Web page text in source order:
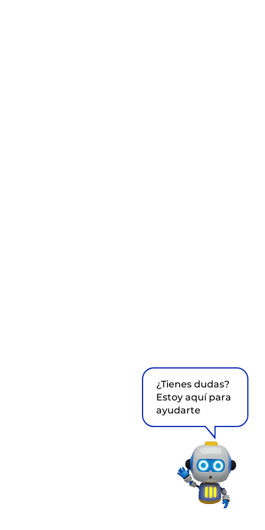
¿Tienes dudas?
Estoy aquí para
ayudarte